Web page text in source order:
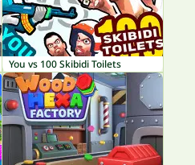
You vs 100 Skibidi Toilets